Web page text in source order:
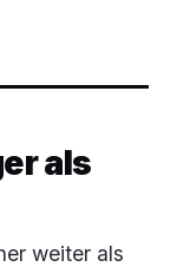
als
weiter als